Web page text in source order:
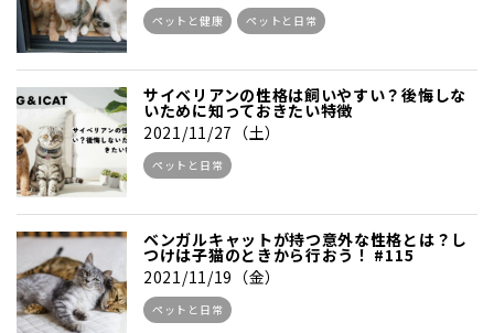
ペットと健康 ペットと日常
サイベリアンの性格は飼いやすい？後悔しな
いために知っておきたい特徴
2021/11/27（土）
ペットと日常
ベンガルキャットが持つ意外な性格とは？し
つけは子猫のときから行おう！ #115
2021/11/19（金）
ペットと日常